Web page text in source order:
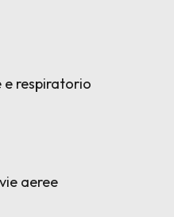
e respiratorio
aeree